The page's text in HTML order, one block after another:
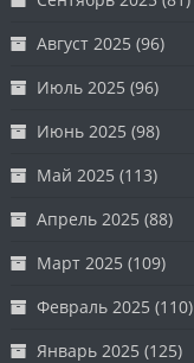
Август 2025 (96)
Июль 2025 (96)
Июнь 2025 (98)
Май 2025 (113)
Апрель 2025 (88)
Март 2025 (109)
Февраль 2025 (110)
Январь 2025 (125)